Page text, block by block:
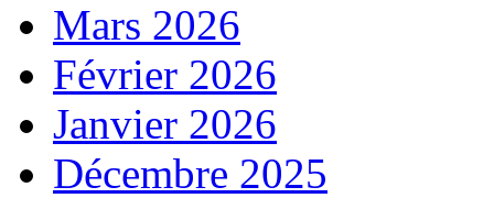
Mars 2026
Février 2026
Janvier 2026
Décembre 2025